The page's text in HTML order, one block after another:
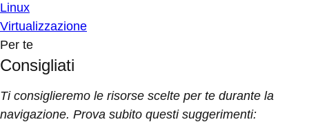
Linux
Virtualizzazione
Per te
Consigliati
Ti consiglieremo le risorse scelte per te durante la
navigazione. Prova subito questi suggerimenti: